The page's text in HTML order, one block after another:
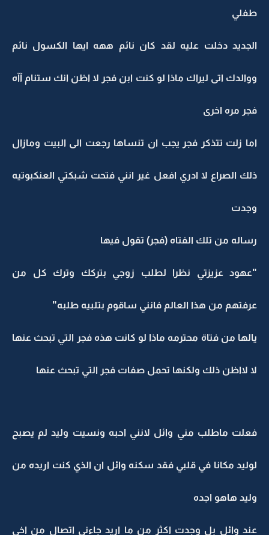
طفلي
الجديد دخلت عليه لقد كان نائم ههه ايها الكسول نائم
ووالدك اتى ليراك ماذا لو كنت ابن فجر لا اظن انك ستنام آآه
فجر مره اخرى
اما زلت تتذكر فجر يجب ان تنساها رجعت الى البيت ومازال
ذلك الصراع لا ادري افعل غير انني فتحت شبكتي العنكبوتيه
وجدت
رساله من تلك الفتاه (فجر) تقول فيها
"عهود عزيزتي نظرا لطلب زوجي بتركك وترك كل من
عرفتهم من هذا العالم فانني ساقوم بتلبيه طلبه"
يالها من فتاة محترمه ماذا لو كانت هذه فجر التي تبحث عنها
لا لااظن ذلك ولكنها تحمل صفات فجر التي تبحث عنها
فعلت ماطلب مني وائل لانني احبه ونسيت وليد لم يصبح
لوليد مكانا في قلبي فقد سكنه وائل ان الذي كنت اريده من
وليد هاهو اجده
عند وائل بل وجدت اكثر من ما اريد جاءني اتصال من اخي